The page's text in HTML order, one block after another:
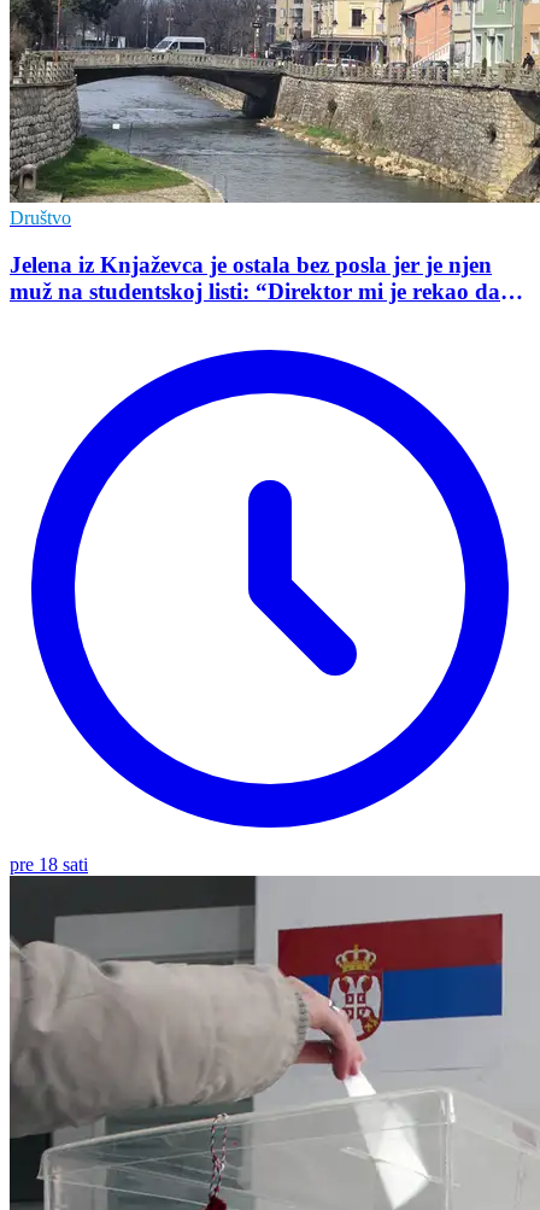
Društvo
Jelena iz Knjaževca je ostala bez posla jer je njen
muž na studentskoj listi: “Direktor mi je rekao da
pre 18 sati